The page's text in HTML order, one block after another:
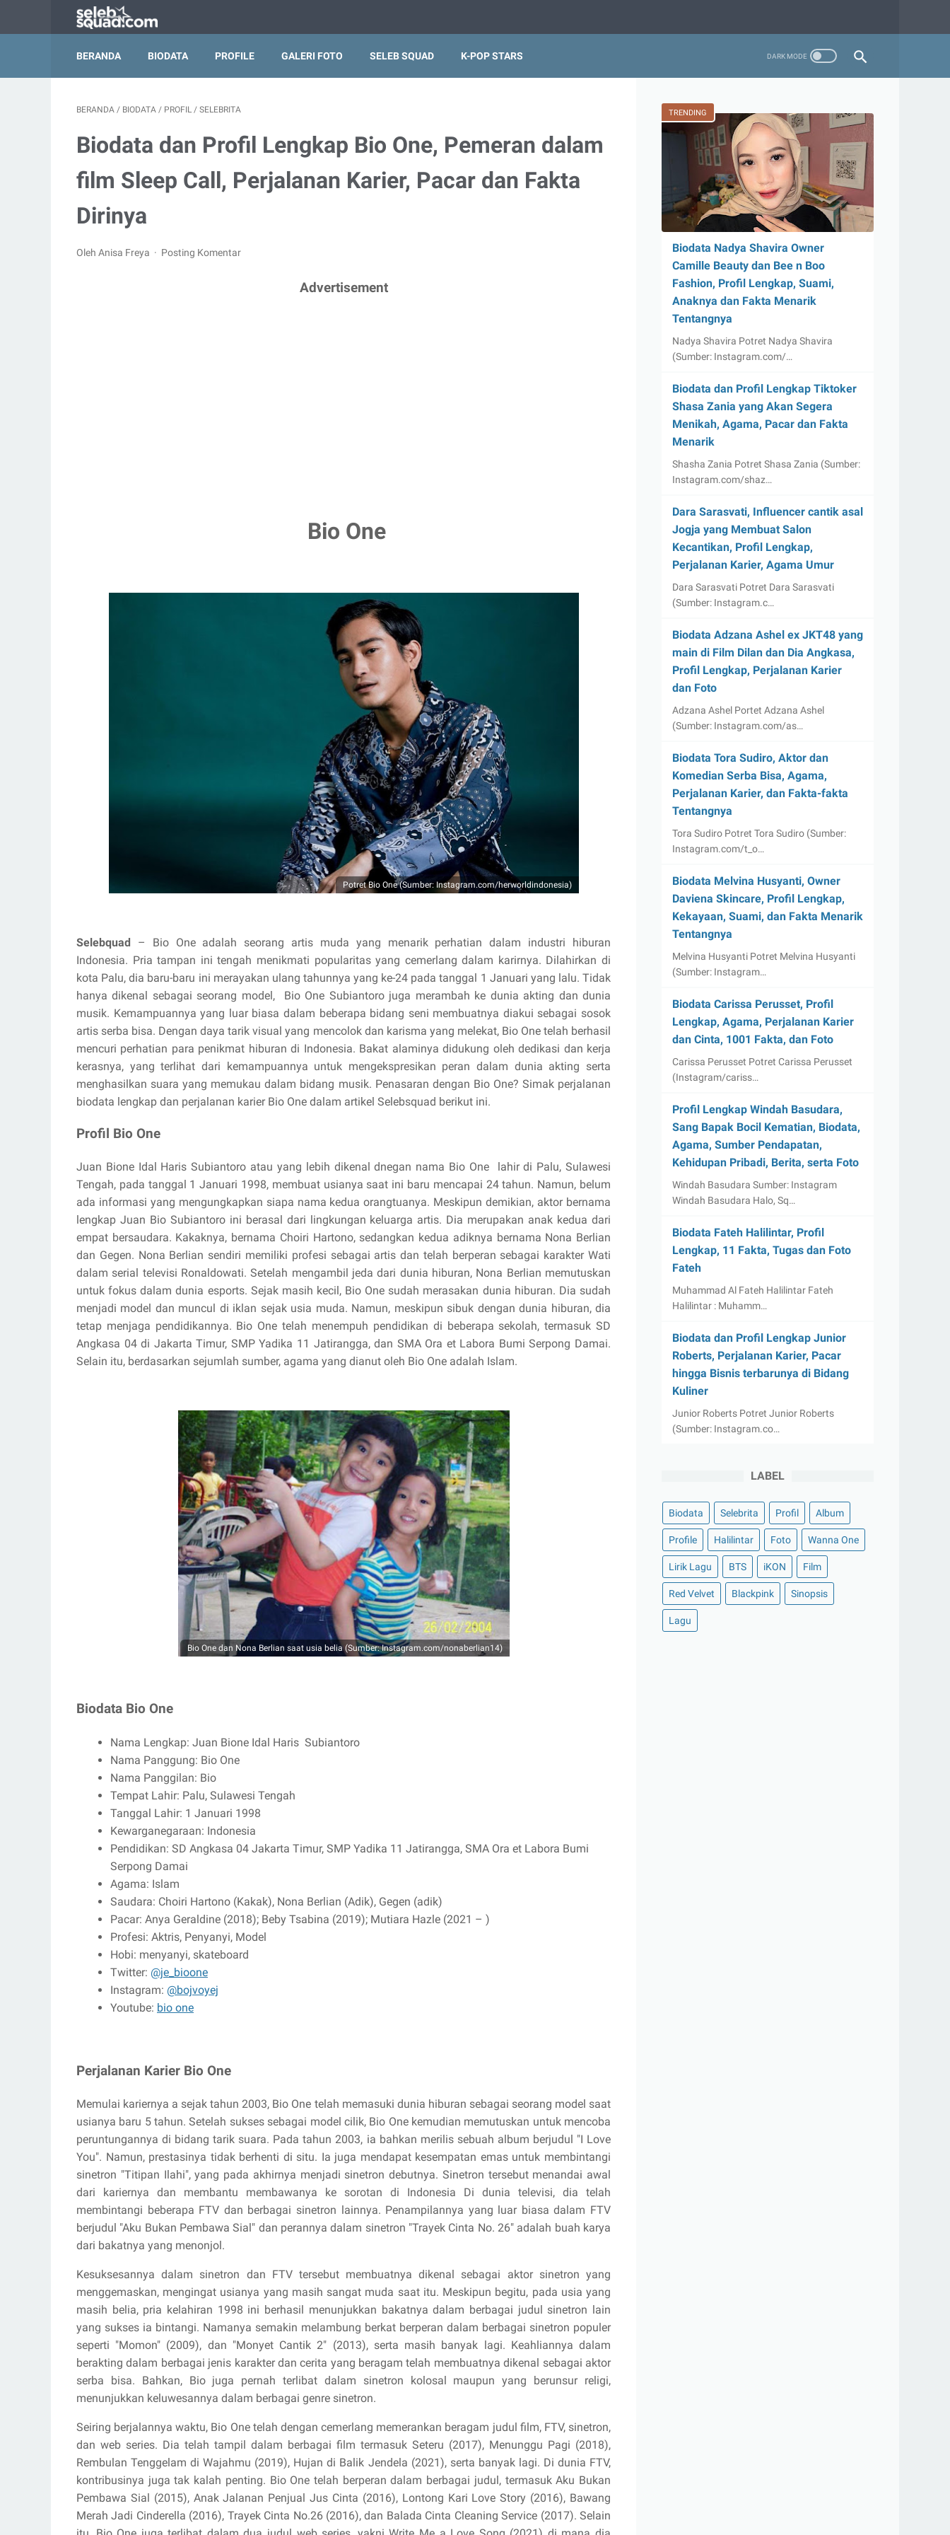
BERANDA BIODATA PROFILE GALERI FOTO SELEB SQUAD K-POP STARS
BERANDA / BIODATA / PROFIL / SELEBRITA
Biodata dan Profil Lengkap Bio One, Pemeran dalam
film Sleep Call, Perjalanan Karier, Pacar dan Fakta
Dirinya
Oleh Anisa Freya Posting Komentar
Advertisement
Bio One
Potret Bio One (Sumber: Instagram.com/herworldindonesia)
Selebquad – Bio One adalah seorang artis muda yang menarik perhatian dalam industri hiburan
Indonesia. Pria tampan ini tengah menikmati popularitas yang cemerlang dalam karirnya. Dilahirkan di
kota Palu, dia baru-baru ini merayakan ulang tahunnya yang ke-24 pada tanggal 1 Januari yang lalu. Tidak
hanya dikenal sebagai seorang model,
Bio One Subiantoro juga merambah ke dunia akting dan dunia
musik. Kemampuannya yang luar biasa dalam beberapa bidang seni membuatnya diakui sebagai sosok
artis serba bisa. Dengan daya tarik visual yang mencolok dan karisma yang melekat, Bio One telah berhasil
mencuri perhatian para penikmat hiburan di Indonesia. Bakat alaminya didukung oleh dedikasi dan kerja
kerasnya, yang terlihat dari kemampuannya untuk mengekspresikan peran dalam dunia akting serta
menghasilkan suara yang memukau dalam bidang musik. Penasaran dengan Bio One? Simak perjalanan
biodata lengkap dan perjalanan karier Bio One dalam artikel Selebsquad berikut ini.
Profil Bio One
Juan Bione Idal Haris Subiantoro atau yang lebih dikenal dnegan nama Bio One
lahir di Palu, Sulawesi
Tengah, pada tanggal 1 Januari 1998, membuat usianya saat ini baru mencapai 24 tahun. Namun, belum
ada informasi yang mengungkapkan siapa nama kedua orangtuanya. Meskipun demikian, aktor bernama
lengkap Juan Bio Subiantoro ini berasal dari lingkungan keluarga artis. Dia merupakan anak kedua dari
empat bersaudara. Kakaknya, bernama Choiri Hartono, sedangkan kedua adiknya bernama Nona Berlian
dan Gegen. Nona Berlian sendiri memiliki profesi sebagai artis dan telah berperan sebagai karakter Wati
dalam serial televisi Ronaldowati. Setelah mengambil jeda dari dunia hiburan, Nona Berlian memutuskan
untuk fokus dalam dunia esports. Sejak masih kecil, Bio One sudah merasakan dunia hiburan. Dia sudah
menjadi model dan muncul di iklan sejak usia muda. Namun, meskipun sibuk dengan dunia hiburan, dia
tetap menjaga pendidikannya. Bio One telah menempuh pendidikan di beberapa sekolah, termasuk SD
Angkasa 04 di Jakarta Timur, SMP Yadika 11 Jatirangga, dan SMA Ora et Labora Bumi Serpong Damai.
Selain itu, berdasarkan sejumlah sumber, agama yang dianut oleh Bio One adalah Islam.
Bio One dan Nona Berlian saat usia belia (Sumber: Instagram.com/nonaberlian14)
Biodata Bio One
Nama Lengkap: Juan Bione Idal Haris Subiantoro
Nama Panggung: Bio One
Nama Panggilan: Bio
Tempat Lahir: Palu, Sulawesi Tengah
Tanggal Lahir: 1 Januari 1998
Kewarganegaraan: Indonesia
Pendidikan: SD Angkasa 04 Jakarta Timur, SMP Yadika 11 Jatirangga, SMA Ora et Labora Bumi
Serpong Damai
Agama: Islam
Saudara: Choiri Hartono (Kakak), Nona Berlian (Adik), Gegen (adik)
Pacar: Anya Geraldine (2018); Beby Tsabina (2019); Mutiara Hazle (2021 – )
Profesi: Aktris, Penyanyi, Model
Hobi: menyanyi, skateboard
Twitter: @je_bioone
Instagram: @bojvoyej
Youtube: bio one
Perjalanan Karier Bio One
Memulai kariernya a sejak tahun 2003, Bio One telah memasuki dunia hiburan sebagai seorang model saat
usianya baru 5 tahun. Setelah sukses sebagai model cilik, Bio One kemudian memutuskan untuk mencoba
peruntungannya di bidang tarik suara. Pada tahun 2003, ia bahkan merilis sebuah album berjudul "I Love
You". Namun, prestasinya tidak berhenti di situ. Ia juga mendapat kesempatan emas untuk membintangi
sinetron "Titipan Ilahi", yang pada akhirnya menjadi sinetron debutnya. Sinetron tersebut menandai awal
dari kariernya dan membantu membawanya ke sorotan di Indonesia Di dunia televisi, dia telah
membintangi beberapa FTV dan berbagai sinetron lainnya. Penampilannya yang luar biasa dalam FTV
berjudul "Aku Bukan Pembawa Sial" dan perannya dalam sinetron "Trayek Cinta No. 26" adalah buah karya
dari bakatnya yang menonjol.
Kesuksesannya dalam sinetron dan FTV tersebut membuatnya dikenal sebagai aktor sinetron yang
menggemaskan, mengingat usianya yang masih sangat muda saat itu. Meskipun begitu, pada usia yang
masih belia, pria kelahiran 1998 ini berhasil menunjukkan bakatnya dalam berbagai judul sinetron lain
yang sukses ia bintangi. Namanya semakin melambung berkat berperan dalam berbagai sinetron populer
seperti "Momon" (2009), dan "Monyet Cantik 2" (2013), serta masih banyak lagi. Keahliannya dalam
berakting dalam berbagai jenis karakter dan cerita yang beragam telah membuatnya dikenal sebagai aktor
serba bisa. Bahkan, Bio juga pernah terlibat dalam sinetron kolosal maupun yang berunsur religi,
menunjukkan keluwesannya dalam berbagai genre sinetron.
Seiring berjalannya waktu, Bio One telah dengan cemerlang memerankan beragam judul film, FTV, sinetron,
dan web series. Dia telah tampil dalam berbagai film termasuk Seteru (2017), Menunggu Pagi (2018),
Rembulan Tenggelam di Wajahmu (2019), Hujan di Balik Jendela (2021), serta banyak lagi. Di dunia FTV,
kontribusinya juga tak kalah penting. Bio One telah berperan dalam berbagai judul, termasuk Aku Bukan
Pembawa Sial (2015), Anak Jalanan Penjual Jus Cinta (2016), Lontong Kari Love Story (2016), Bawang
Merah Jadi Cinderella (2016), Trayek Cinta No.26 (2016), dan Balada Cinta Cleaning Service (2017). Selain
TRENDING
Biodata Nadya Shavira Owner
Camille Beauty dan Bee n Boo
Fashion, Profil Lengkap, Suami,
Anaknya dan Fakta Menarik
Tentangnya
Nadya Shavira Potret Nadya Shavira
(Sumber: Instagram.com/…
Biodata dan Profil Lengkap Tiktoker
Shasa Zania yang Akan Segera
Menikah, Agama, Pacar dan Fakta
Menarik
Shasha Zania Potret Shasa Zania (Sumber:
Instagram.com/shaz…
Dara Sarasvati, Influencer cantik asal
Jogja yang Membuat Salon
Kecantikan, Profil Lengkap,
Perjalanan Karier, Agama Umur
Dara Sarasvati Potret Dara Sarasvati
(Sumber: Instagram.c…
Biodata Adzana Ashel ex JKT48 yang
main di Film Dilan dan Dia Angkasa,
Profil Lengkap, Perjalanan Karier
dan Foto
Adzana Ashel Portet Adzana Ashel
(Sumber: Instagram.com/as…
Biodata Tora Sudiro, Aktor dan
Komedian Serba Bisa, Agama,
Perjalanan Karier, dan Fakta-fakta
Tentangnya
Tora Sudiro Potret Tora Sudiro (Sumber:
Instagram.com/t_o…
Biodata Melvina Husyanti, Owner
Daviena Skincare, Profil Lengkap,
Kekayaan, Suami, dan Fakta Menarik
Tentangnya
Melvina Husyanti Potret Melvina Husyanti
(Sumber: Instagram…
Biodata Carissa Perusset, Profil
Lengkap, Agama, Perjalanan Karier
dan Cinta, 1001 Fakta, dan Foto
Carissa Perusset Potret Carissa Perusset
(Instagram/cariss…
Profil Lengkap Windah Basudara,
Sang Bapak Bocil Kematian, Biodata,
Agama, Sumber Pendapatan,
Kehidupan Pribadi, Berita, serta Foto
Windah Basudara Sumber: Instagram
Windah Basudara Halo, Sq…
Biodata Fateh Halilintar, Profil
Lengkap, 11 Fakta, Tugas dan Foto
Fateh
Muhammad Al Fateh Halilintar Fateh
Halilintar : Muhamm…
Biodata dan Profil Lengkap Junior
Roberts, Perjalanan Karier, Pacar
hingga Bisnis terbarunya di Bidang
Kuliner
Junior Roberts Potret Junior Roberts
(Sumber: Instagram.co…
LABEL
Biodata Selebrita Profil Album
Profile Halilintar Foto Wanna One
Lirik Lagu BTS iKON Film
Red Velvet Blackpink Sinopsis
Lagu